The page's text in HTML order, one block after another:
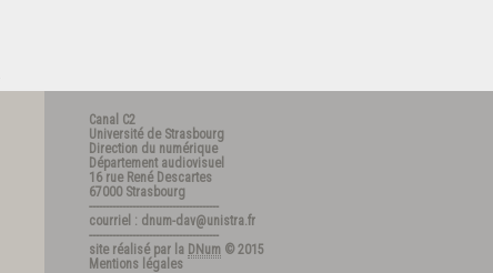
Canal C2
Université de Strasbourg
Direction du numérique
Département audiovisuel
16 rue René Descartes
67000 Strasbourg
---------------------------------------
courriel : dnum-dav@unistra.fr
---------------------------------------
site réalisé par la DNum © 2015
Mentions légales